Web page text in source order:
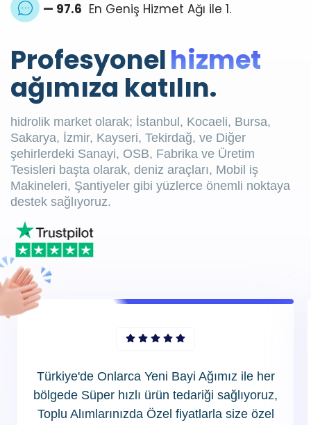
— 97.6 En Geniş Hizmet Ağı ile 1.
Profesyonelhizmet
ağımıza katılın.
hidrolik market olarak; İstanbul, Kocaeli, Bursa,
Sakarya, İzmir, Kayseri, Tekirdağ, ve Diğer
şehirlerdeki Sanayi, OSB, Fabrika ve Üretim
Tesisleri başta olarak, deniz araçları, Mobil iş
Makineleri, Şantiyeler gibi yüzlerce önemli noktaya
destek sağlıyoruz.
Türkiye'de Onlarca Yeni Bayi Ağımız ile her
bölgede Süper hızlı ürün tedariği sağlıyoruz,
Toplu Alımlarınızda Özel fiyatlarla size özel